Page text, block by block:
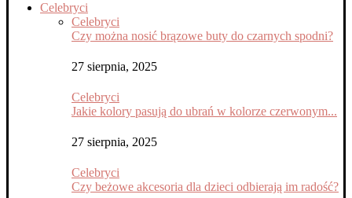
Celebryci
Celebryci
Czy można nosić brązowe buty do czarnych spodni?
27 sierpnia, 2025
Celebryci
Jakie kolory pasują do ubrań w kolorze czerwonym...
27 sierpnia, 2025
Celebryci
Czy beżowe akcesoria dla dzieci odbierają im radość?